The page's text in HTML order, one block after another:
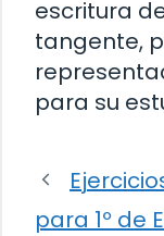
escritura
tangente,
para su
para 1º de